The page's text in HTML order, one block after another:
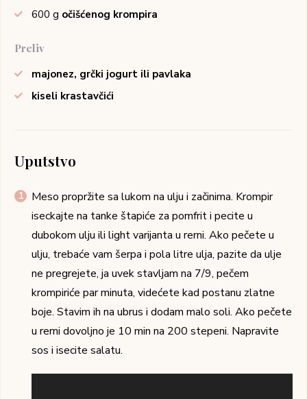
600 g očišćenog krompira
Preliv
majonez, grčki jogurt ili pavlaka
kiseli krastavčići
Uputstvo
Meso propržite sa lukom na ulju i začinima. Krompir
iseckajte na tanke štapiće za pomfrit i pecite u
dubokom ulju ili light varijanta u rerni. Ako pečete u
ulju, trebaće vam šerpa i pola litre ulja, pazite da ulje
ne pregrejete, ja uvek stavljam na 7/9, pečem
krompiriće par minuta, videćete kad postanu zlatne
boje. Stavim ih na ubrus i dodam malo soli. Ako pečete
u rerni dovoljno je 10 min na 200 stepeni. Napravite
sos i isecite salatu.